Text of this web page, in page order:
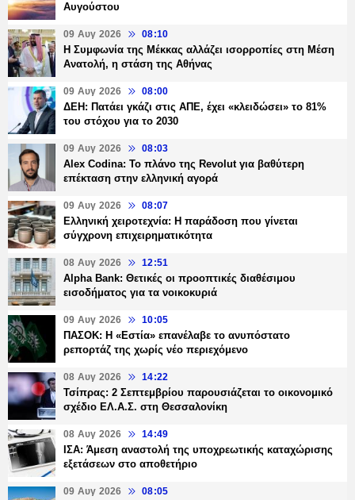
Αυγούστου
09 Αυγ 2026 08:10
Η Συμφωνία της Μέκκας αλλάζει ισορροπίες στη Μέση
Ανατολή, η στάση της Αθήνας
09 Αυγ 2026 08:00
ΔΕΗ: Πατάει γκάζι στις ΑΠΕ, έχει «κλειδώσει» το 81%
του στόχου για το 2030
09 Αυγ 2026 08:03
Alex Codina: Το πλάνο της Revolut για βαθύτερη
επέκταση στην ελληνική αγορά
09 Αυγ 2026 08:07
Ελληνική χειροτεχνία: Η παράδοση που γίνεται
σύγχρονη επιχειρηματικότητα
08 Αυγ 2026 12:51
Alpha Bank: Θετικές οι προοπτικές διαθέσιμου
εισοδήματος για τα νοικοκυριά
09 Αυγ 2026 10:05
ΠΑΣΟΚ: Η «Εστία» επανέλαβε το ανυπόστατο
ρεπορτάζ της χωρίς νέο περιεχόμενο
08 Αυγ 2026 14:22
Τσίπρας: 2 Σεπτεμβρίου παρουσιάζεται το οικονομικό
σχέδιο ΕΛ.Α.Σ. στη Θεσσαλονίκη
08 Αυγ 2026 14:49
ΙΣΑ: Άμεση αναστολή της υποχρεωτικής καταχώρισης
εξετάσεων στο αποθετήριο
09 Αυγ 2026 08:05